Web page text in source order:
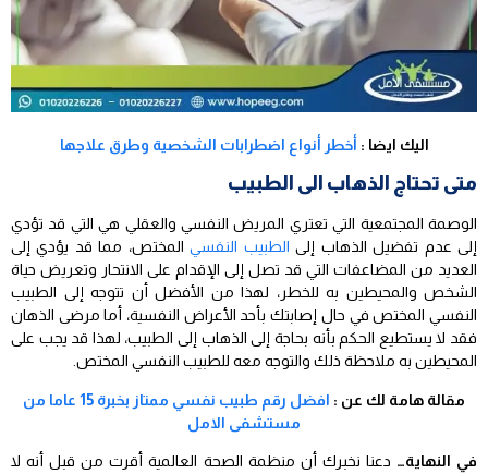
اليك ايضا : أخطر أنواع اضطرابات الشخصية وطرق علاجها
متى تحتاج الذهاب الى الطبيب
الوصمة المجتمعية التي تعتري المريض النفسي والعقلي هي التي قد تؤدي
إلى عدم تفضيل الذهاب إلى الطبيب النفسيالمختص، مما قد يؤدي إلى
العديد من المضاعفات التي قد تصل إلى الإقدام على الانتحار وتعريض حياة
الشخص والمحيطين به للخطر، لهذا من الأفضل أن تتوجه إلى الطبيب
النفسي المختص في حال إصابتك بأحد الأعراض النفسية، أما مرضى الذهان
فقد لا يستطيع الحكم بأنه بحاجة إلى الذهاب إلى الطبيب، لهذا قد يجب على
المحيطين به ملاحظة ذلك والتوجه معه للطبيب النفسي المختص.
مقالة هامة لك عن :
افضل رقم طبيب نفسي ممتاز بخبرة 15 عاما من
مستشفى الامل
في النهاية… دعنا نخبرك أن منظمة الصحة العالمية أقرت من قبل أنه لا